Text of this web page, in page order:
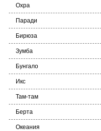
Охра
Паради
Бирюза
Зумба
Бунгало
Икс
Там-там
Берта
Океания